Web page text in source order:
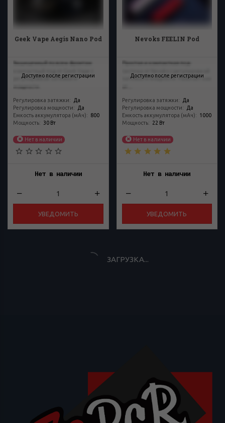
Geek Vape Aegis Nano Pod
Доступно после регистрации
Защищенный по всем фронтам
регулировкой затяжки и
Регулировка затяжки:
Да
Регулировка мощности:
Да
Емкость аккумулятора (мАч): 800
Мощность: 30 Вт
Нет в наличии
Нет в наличии
УВЕДОМИТЬ
Nevoks FEELIN Pod
Доступно после регистрации
Простая и компактная под-
затяжки и мощности. Работает как
Регулировка затяжки:
Да
Регулировка мощности:
Да
Емкость аккумулятора (мАч): 1000
Мощность: 22 Вт
Нет в наличии
Нет в наличии
УВЕДОМИТЬ
ЗАГРУЗКА...